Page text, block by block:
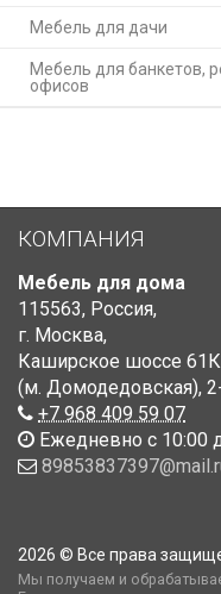
Мебель для дачи
Мебель для банкетов,
офисов
КОМПАНИЯ
Мебель для дома
115563, Россия,
г. Москва,
Каширское шоссе
(м. Домодедовская),
+7 968 409 59 07
Ежедневно с 10:00
2026 © Все права
Мы получаем и